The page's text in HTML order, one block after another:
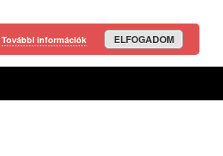
További információk ELFOGADOM